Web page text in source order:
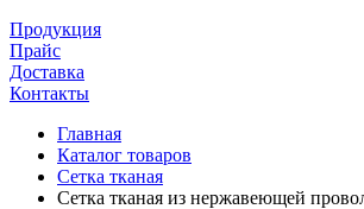
Продукция
Прайс
Доставка
Контакты
Главная
Каталог товаров
Сетка тканая
Сетка тканая из нержавеющей